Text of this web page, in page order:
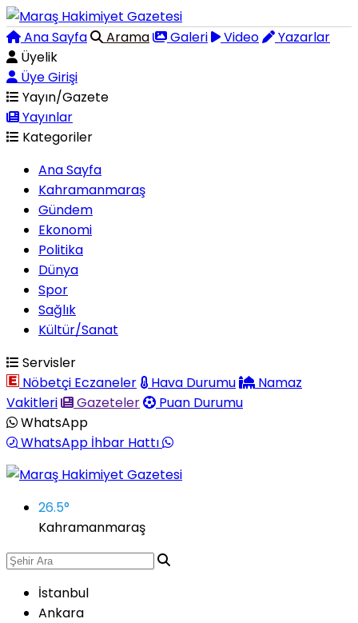
Ana Sayfa Arama Galeri Video
Yazarlar
Üyelik
Üye Girişi
Yayın/Gazete
Yayınlar
Kategoriler
Ana Sayfa
Kahramanmaraş
Gündem
Ekonomi
Politika
Dünya
Spor
Sağlık
Kültür/Sanat
Servisler
Nöbetçi Eczaneler
Hava Durumu
Namaz
Vakitleri
Gazeteler
Puan Durumu
WhatsApp
WhatsApp İhbar Hattı
26.5°
Kahramanmaraş
İstanbul
Ankara